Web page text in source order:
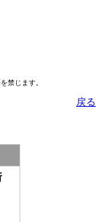
禁じます。
戻る